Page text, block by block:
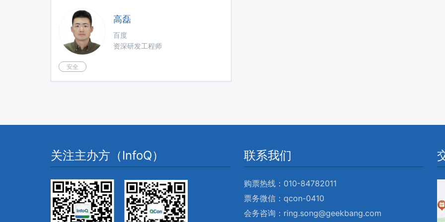
高磊
百度
资深研发工程师
安全
关注主办方（InfoQ） 联系我们
购票热线：010-84782011
票务微信：qcon-0410
会务咨询：ring.song@geekbang.com